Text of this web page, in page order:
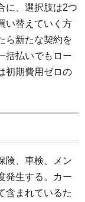
に、選択肢は2つ
い替えていく方
ら新たな契約を
括払いでもロー
初期費用ゼロの
険、車検、メン
発生する。カー
含まれているた